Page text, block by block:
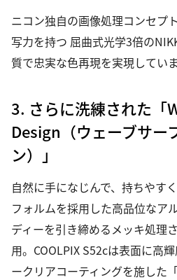
ニコン独自の画像処理コンセプ
写力を持つ 屈曲式光学3倍の
質で忠実な色再現を実現していま
3. さらに洗練された「
Design（ウェーブサー
ン）」
自然に手になじんで、持ちやす
フォルムを採用した高品位なア
ディーを引き締めるメッキ処理
用。COOLPIX S52cは表面に高
ークリアコーティングを施した